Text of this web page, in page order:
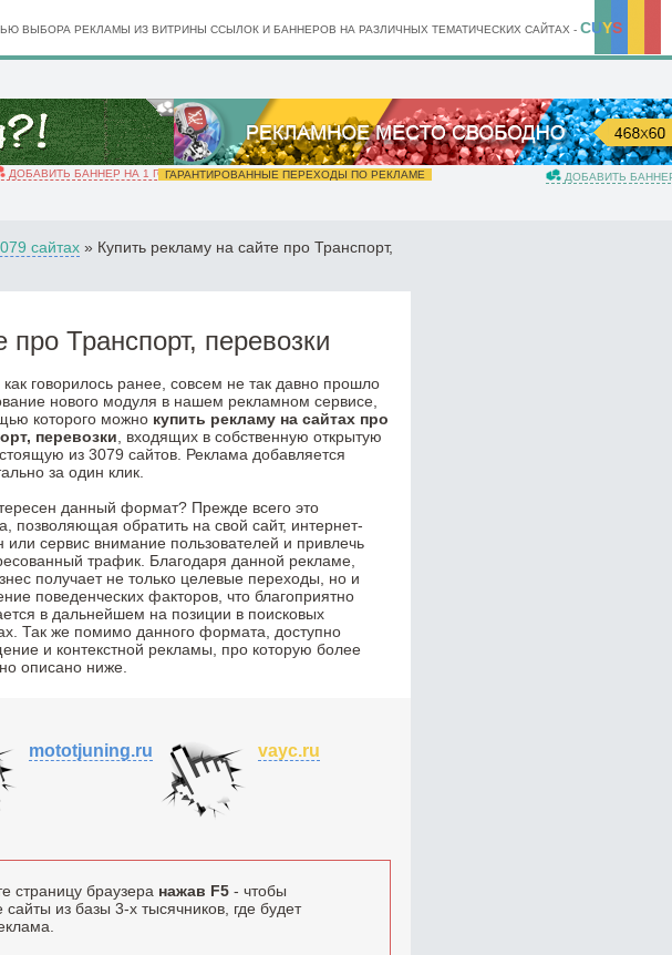
ВЫБОРА РЕКЛАМЫ ИЗ ВИТРИНЫ ССЫЛОК И БАННЕРОВ НА РАЗЛИЧНЫХ ТЕМАТИЧЕСКИХ САЙТАХ - CUYS
ДОБАВИТЬ БАННЕР НА 1 ГОДГАРАНТИРОВАННЫЕ ПЕРЕХОДЫ ПО РЕКЛАМЕ ДОБАВИТЬ
сайтах » Купить рекламу на сайте про Транспорт,
Транспорт, перевозки
как говорилось ранее, совсем не так давно прошло
нового модуля в нашем рекламном сервисе,
которого можно купить рекламу на сайтах про
перевозки , входящих в собственную открытую
из 3079 сайтов. Реклама добавляется
за один клик.
данный формат? Прежде всего это
позволяющая обратить на свой сайт, интернет-
или сервис внимание пользователей и привлечь
трафик. Благодаря данной рекламе,
получает не только целевые переходы, но и
поведенческих факторов, что благоприятно
в дальнейшем на позиции в поисковых
Так же помимо данного формата, доступно
и контекстной рекламы, про которую более
описано ниже.
mototjuning.ru vayc.ru
страницу браузера нажав F5- чтобы
из базы 3-х тысячников, где будет